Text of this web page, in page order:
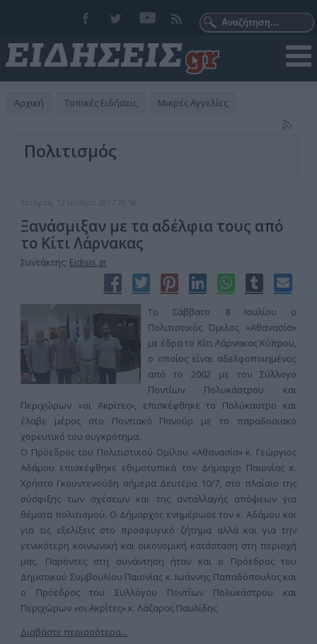
Αρχική Τοπικές Ειδήσεις Μικρές Αγγελίες
Πολιτισμός
Τετάρτη, 12 Ιουλίου 2017 20:58
Ξανάσμιξαν με τα αδέλφια τους από
το Κίτι Λάρνακας
Συντάκτης: Eidisis.gr
Το Σάββατο 8 Ιουλίου ο
Πολιτιστικός Όμιλος «Αθανασία»
με έδρα το Κίτι Λάρνακας Κύπρου,
ο οποίος είναι αδελφοποιημένος
από το 2002 με τον Σύλλογο
Ποντίων Πολυκάστρου και
Περιχώρων «οι Ακρίτες», επισκέφθηκε το Πολύκαστρο και
έλαβε μέρος στο Ποντιακό Πανοΰρ με το παραδοσιακό
χορευτικό του συγκρότημα.
Ο Πρόεδρος του Πολιτιστικού Ομίλου «Αθανασία» κ. Γεώργιος
Αδάμου επισκέφθηκε εθιμοτυπικά τον Δήμαρχο Παιονίας κ.
Χρήστο Γκουντενούδη σήμερα Δευτέρα 10/7, στο πλαίσιο της
σύσφιξης των σχέσεων και της ανταλλαγής απόψεων για
θέματα πολιτισμού. Ο Δήμαρχος ενημέρωσε τον κ. Αδάμου και
για τις εξελίξεις στο προσφυγικό ζήτημα αλλά και για την
γενικότερη κοινωνική και οικονομική κατάσταση στη περιοχή
μας. Παρόντες στη συνάντηση ήταν και ο Πρόεδρος του
Δημοτικού Συμβουλίου Παιονίας κ. Ιωάννης Παπαδόπουλος και
ο Πρόεδρος του Συλλόγου Ποντίων Πολυκάστρου και
Περιχώρων «οι Ακρίτες» κ. Λάζαρος Παυλίδης.
Διαβάστε περισσότερα...